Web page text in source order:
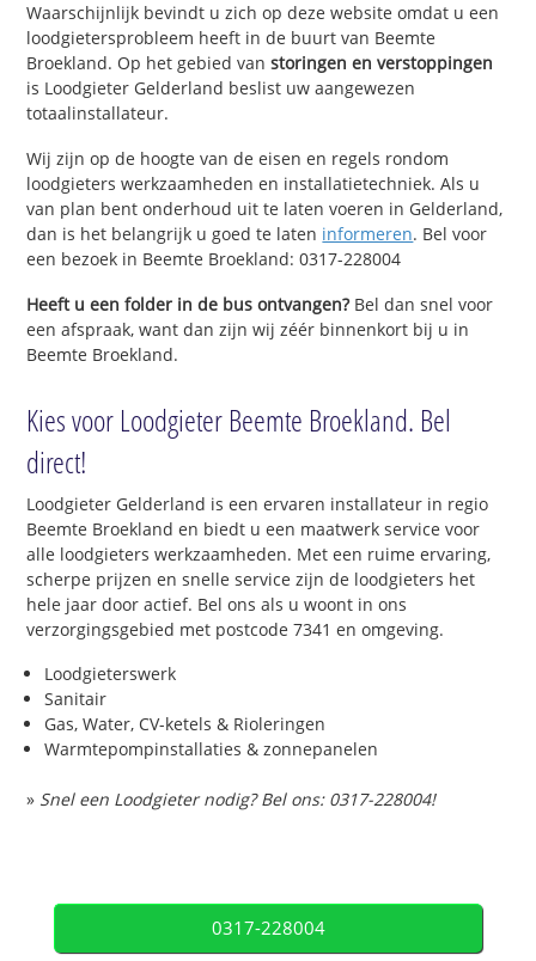
Waarschijnlijk bevindt u zich op deze website omdat u een
loodgietersprobleem heeft in de buurt van Beemte
Broekland. Op het gebied vanstoringen en verstoppingen
is Loodgieter Gelderland beslist uw aangewezen
totaalinstallateur.
Wij zijn op de hoogte van de eisen en regels rondom
loodgieters werkzaamheden en installatietechniek. Als u
van plan bent onderhoud uit te laten voeren in Gelderland,
dan is het belangrijk u goed te laten informeren. Bel voor
een bezoek in Beemte Broekland: 0317-228004
Heeft u een folder in de bus ontvangen?Bel dan snel voor
een afspraak, want dan zijn wij zéér binnenkort bij u in
Beemte Broekland.
Kies voor Loodgieter Beemte Broekland. Bel
direct!
Loodgieter Gelderland is een ervaren installateur in regio
Beemte Broekland en biedt u een maatwerk service voor
alle loodgieters werkzaamheden. Met een ruime ervaring,
scherpe prijzen en snelle service zijn de loodgieters het
hele jaar door actief. Bel ons als u woont in ons
verzorgingsgebied met postcode 7341 en omgeving.
Loodgieterswerk
Sanitair
Gas, Water, CV-ketels & Rioleringen
Warmtepompinstallaties & zonnepanelen
» Snel een Loodgieter nodig? Bel ons: 0317-228004!
0317-228004